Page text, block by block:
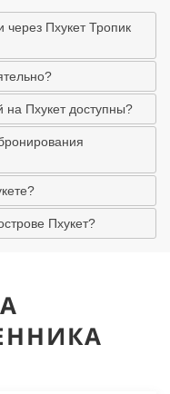
через Пхукет Тропик
на Пхукет доступны?
Пхукет?